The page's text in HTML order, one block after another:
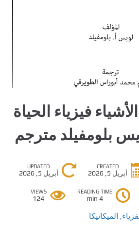
فيزياء الحياة
بلومفيلد مترجم
CREATED
أبريل 5, 2026
UPDATED
أبريل 5, 2026
READING TIME
4 min
VIEWS
124
, الميكانيكا